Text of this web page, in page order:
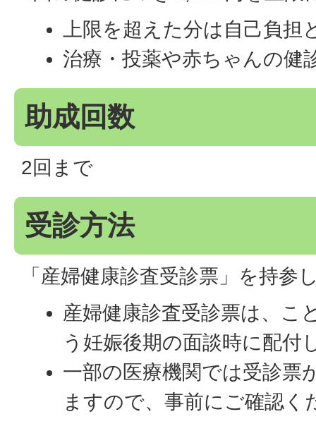
上限を超えた分は自己負担
治療・投薬や赤ちゃんの健
助成回数
2回まで
受診方法
「産婦健康診査受診票」を持参
産婦健康診査受診票は、こ
う妊娠後期の面談時に配付
一部の医療機関では受診票
ますので、事前にご確認く